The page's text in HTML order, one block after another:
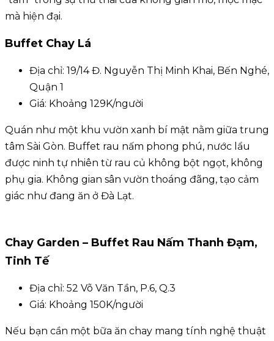
mà hiện đại.
Buffet Chay Lá
Địa chỉ: 19/14 Đ. Nguyễn Thị Minh Khai, Bến Nghé,
Quận 1
Giá: Khoảng 129K/người
Quán như một khu vườn xanh bí mật nằm giữa trung
tâm Sài Gòn. Buffet rau nấm phong phú, nước lẩu
được ninh tự nhiên từ rau củ không bột ngọt, không
phụ gia. Không gian sân vườn thoáng đãng, tạo cảm
giác như đang ăn ở Đà Lạt.
Chay Garden – Buffet Rau Nấm Thanh Đạm,
Tinh Tế
Địa chỉ: 52 Võ Văn Tần, P.6, Q.3
Giá: Khoảng 150K/người
Nếu bạn cần một bữa ăn chay mang tính nghệ thuật